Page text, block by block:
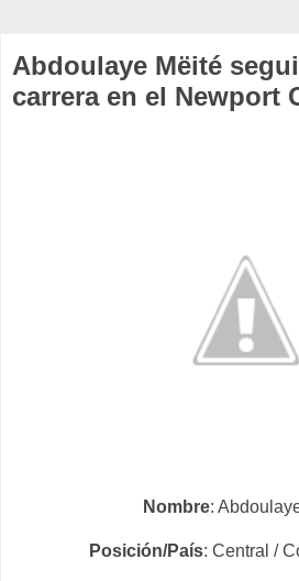
Abdoulaye Mëité
carrera en el Newport
Nombre:
Posición/País: Central /